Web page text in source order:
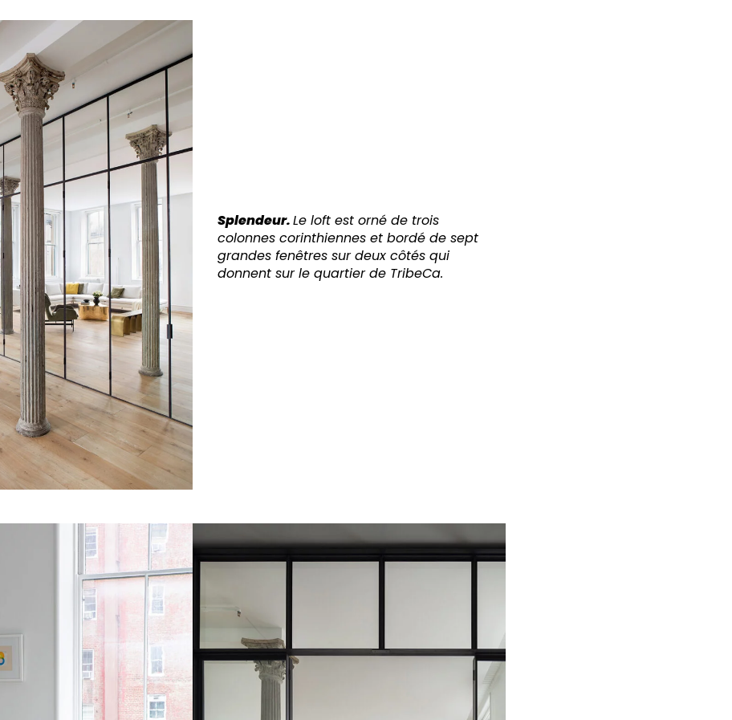
Splendeur.Le loft est orné de trois
colonnes corinthiennes et bordé de sept
grandes fenêtres sur deux côtés qui
donnent sur le quartier de TribeCa.